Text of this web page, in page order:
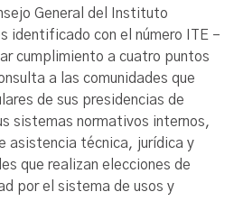
General del Instituto
identificado con el número ITE –
cumplimiento a cuatro puntos
a las comunidades que
de sus presidencias de
sistemas normativos internos,
asistencia técnica, jurídica y
que realizan elecciones de
por el sistema de usos y